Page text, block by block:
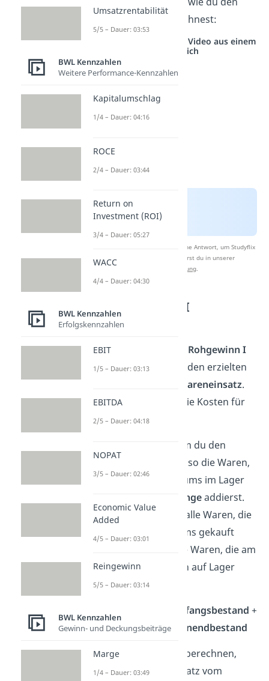
Rohgewinn I und II berechnest:
Studyflix vernetzt: Hier ein Video aus einem
anderen Bereich
Nach Beantwortung speichern wir deine Antwort, um Studyflix
zu verbessern. Mehr dazu erfährst du in unserer
Datenschutzerklärung.
Rohgewinn Stufe I
berechnen
Für die Berechnung vom Rohgewinn I
brauchst du erstmal nur den erzielten
Wareneinsatz.
Der Wareneinsatz
sind die Kosten für
die eingekaufte Ware.
Du berechnest ihn, indem du den
Lageranfangsbestand
, also die Waren,
die zu Beginn des Zeitraums im Lager
Warenzugängeaddierst.
Die Warenzugänge sind alle Waren, die
du während des Zeitraums gekauft
hast. Davon ziehst du die Waren, die am
Ende des Zeitraums noch auf Lager
sind, ab.
Lageranfangsbestand +
Warenzugänge–Warenendbestand
Um den Rohgewinn I zu berechnen,
ziehst du den Wareneinsatz vom
Umsatzrentabilität
5/5 – Dauer: 03:53
BWL Kennzahlen
Weitere Performance-Kennzahlen
Kapitalumschlag
1/4 – Dauer: 04:16
ROCE
2/4 – Dauer: 03:44
Return on
Investment (ROI)
3/4 – Dauer: 05:27
WACC
4/4 – Dauer: 04:30
BWL Kennzahlen
Erfolgskennzahlen
EBIT
1/5 – Dauer: 03:13
EBITDA
2/5 – Dauer: 04:18
NOPAT
3/5 – Dauer: 02:46
Economic Value
Added
4/5 – Dauer: 03:01
Reingewinn
5/5 – Dauer: 03:14
BWL Kennzahlen
Gewinn- und Deckungsbeiträge
Marge
1/4 – Dauer: 03:49